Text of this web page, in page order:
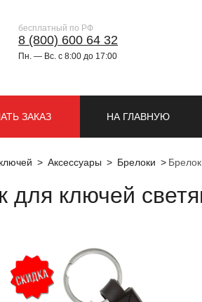
бесплатный по РФ
8 (800) 600 64 32
Пн. — Вс. с 8:00 до 17:00
НА ГЛАВНУЮ
ЗАКАЗ
Аксессуары Брелоки
для ключей